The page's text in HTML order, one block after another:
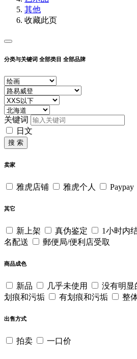
其他
收藏此页
分类与关键词 全部类目 全部品牌
关键词
日文
搜 索
卖家
雅虎店铺 雅虎个人 Paypay
其它
新上架 真伪鉴定 1小时内
名配送
郵便局/便利店受取
商品成色
新品 几乎未使用 没有明显
划痕和污垢
有划痕和污垢 整
出售方式
拍卖 一口价